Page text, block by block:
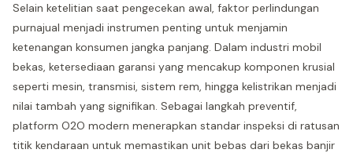
Selain ketelitian saat pengecekan awal, faktor perlindungan
purnajual menjadi instrumen penting untuk menjamin
ketenangan konsumen jangka panjang. Dalam industri mobil
bekas, ketersediaan garansi yang mencakup komponen krusial
seperti mesin, transmisi, sistem rem, hingga kelistrikan menjadi
nilai tambah yang signifikan. Sebagai langkah preventif,
platform O2O modern menerapkan standar inspeksi di ratusan
titik kendaraan untuk memastikan unit bebas dari bekas banjir